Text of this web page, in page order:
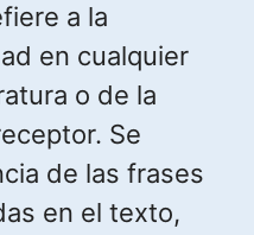
a la
en cualquier
o de la
Se
de las frases
en el texto,